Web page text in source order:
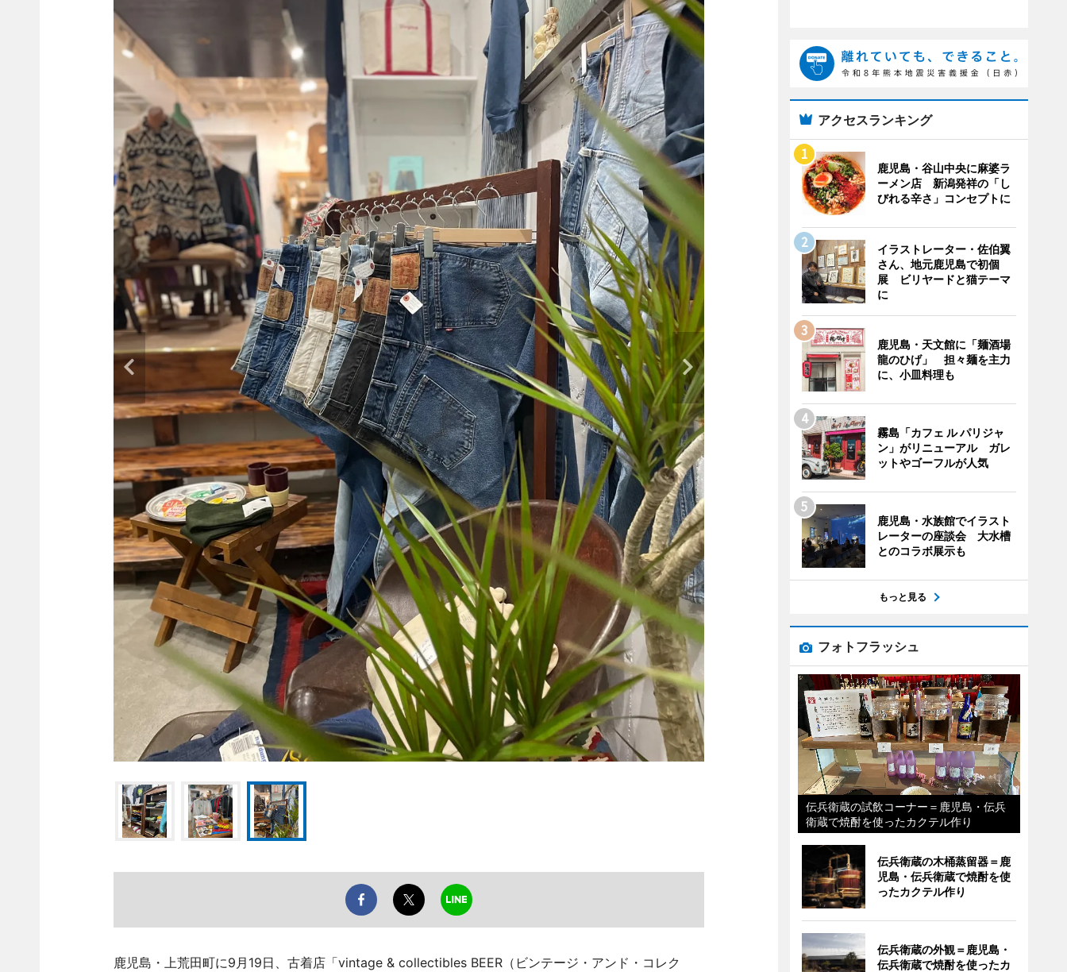
鹿児島・上荒田町に9月19日、古着店「vintage & collectibles BEER（ビンテージ・アンド・コレク
アクセスランキング
鹿児島・谷山中央に麻婆ラ
ーメン店 新潟発祥の「し
びれる辛さ」コンセプトに
イラストレーター・佐伯翼
さん、地元鹿児島で初個
展 ビリヤードと猫テーマ
に
鹿児島・天文館に「麺酒場
龍のひげ」 担々麺を主力
に、小皿料理も
霧島「カフェ ル パリジャ
ン」がリニューアル ガレ
ットやゴーフルが人気
鹿児島・水族館でイラスト
レーターの座談会 大水槽
とのコラボ展示も
もっと見る
フォトフラッシュ
伝兵衛蔵の試飲コーナー＝鹿児島・伝兵
衛蔵で焼酎を使ったカクテル作り
伝兵衛蔵の木桶蒸留器＝鹿
児島・伝兵衛蔵で焼酎を使
ったカクテル作り
伝兵衛蔵の外観＝鹿児島・
伝兵衛蔵で焼酎を使ったカ